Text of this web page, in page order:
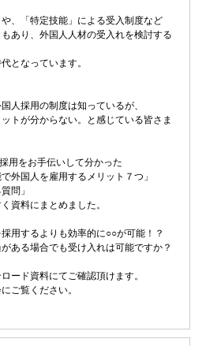
、「特定技能」による受入制度など
あり、外国人人材の受入れを検討する
となっています。
人採用の制度は知っているが、
トが分からない。と感じている皆さま
用をお手伝いして分かった
国人を雇用するメリット７つ」
問」
資料にまとめました。
するよりも効率的に○○が可能！？
る場合でも受け入れは可能ですか？
ード資料にてご確認頂けます。
ご覧ください。